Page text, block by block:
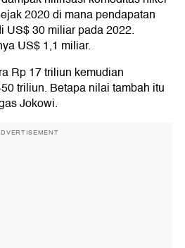
2020 di mana pendapatan
US$ 30 miliar pada 2022.
US$ 1,1 miliar.
Rp 17 triliun kemudian
triliun. Betapa nilai tambah itu
Jokowi.